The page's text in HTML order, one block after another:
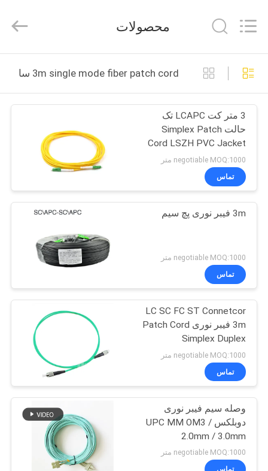
خانه
محصولات
فیلم
های
درباره
کارخانه
کنترل
کیفیت
ما
تماس
بگیرید
Industry
Rights
محصولات
3m single mode fiber patch cord ساخت آنلاین
3 متر کت LCAPC تک
حالت Simplex Patch
Cord LSZH PVC Jacket
negotiable MOQ:1000 متر
تماس
3m فیبر نوری پچ سیم
negotiable MOQ:1000 متر
تماس
LC SC FC ST Connetcor
3m فیبر نوری Patch Cord
Simplex Duplex
negotiable MOQ:1000 متر
تماس
وصله سیم فیبر نوری
دوبلکس / UPC MM OM3
2.0mm / 3.0mm
negotiable MOQ:1000 متر